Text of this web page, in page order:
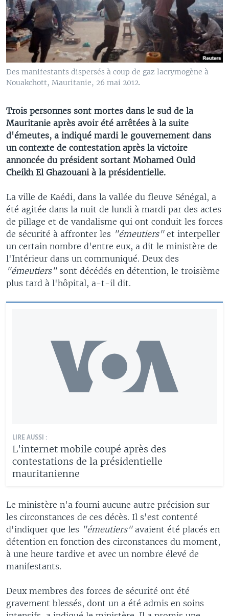
Des manifestants dispersés à coup de gaz lacrymogène à
Nouakchott, Mauritanie, 26 mai 2012.
Trois personnes sont mortes dans le sud de la
Mauritanie après avoir été arrêtées à la suite
d'émeutes, a indiqué mardi le gouvernement dans
un contexte de contestation après la victoire
annoncée du président sortant Mohamed Ould
Cheikh El Ghazouani à la présidentielle.
La ville de Kaédi, dans la vallée du fleuve Sénégal, a
été agitée dans la nuit de lundi à mardi par des actes
de pillage et de vandalisme qui ont conduit les forces
de sécurité à affronter les "émeutiers"et interpeller
un certain nombre d'entre eux, a dit le ministère de
l'Intérieur dans un communiqué. Deux des
"émeutiers"sont décédés en détention, le troisième
plus tard à l'hôpital, a-t-il dit.
LIRE AUSSI :
L'internet mobile coupé après des
contestations de la présidentielle
mauritanienne
Le ministère n'a fourni aucune autre précision sur
les circonstances de ces décès. Il s'est contenté
d'indiquer que les "émeutiers" avaient été placés en
détention en fonction des circonstances du moment,
à une heure tardive et avec un nombre élevé de
manifestants.
Deux membres des forces de sécurité ont été
gravement blessés, dont un a été admis en soins